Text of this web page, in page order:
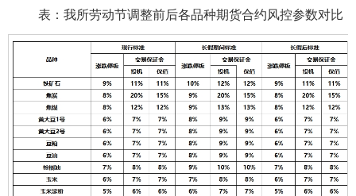
表：我所劳动节调整前后各品种期货合约风控参数对比